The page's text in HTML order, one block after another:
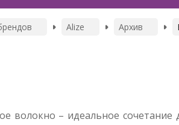
Alize Архив
волокно – идеальное